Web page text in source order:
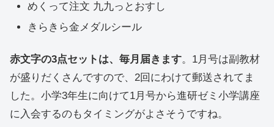
めくって注文 九九っとおすし
きらきら金メダルシール
赤文字の3点セットは、毎月届きます。1月号は副教材
が盛りだくさんですので、2回にわけて郵送されてま
した。小学3年生に向けて1月号から進研ゼミ小学講座
に入会するのもタイミングがよさそうですね。